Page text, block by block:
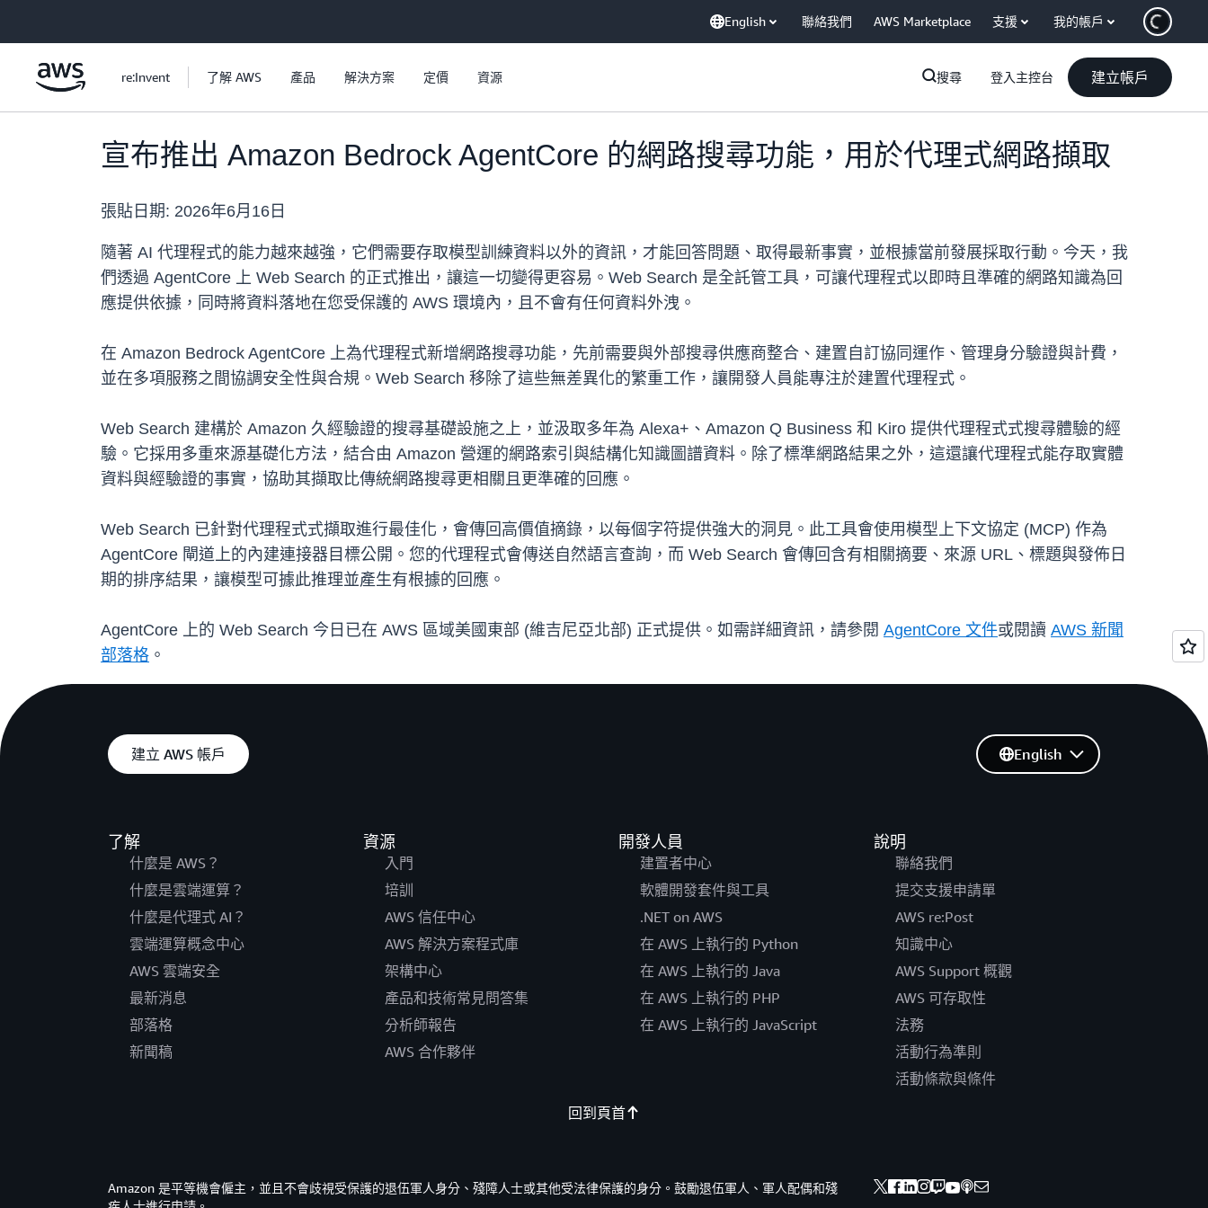
English 聯絡我們 AWS Marketplace 支援 我的帳戶
re:Invent 了解 AWS 產品 解決方案 定價 資源 搜尋 登入主控台 建立帳戶
宣布推出 Amazon Bedrock AgentCore 的網路搜尋功能，用於代理式網路擷取
張貼日期: 2026年6月16日
隨著 AI 代理程式的能力越來越強，它們需要存取模型訓練資料以外的資訊，才能回答問題、取得最新事實，並根據當前發展採取行動。今天，我
們透過 AgentCore 上 Web Search 的正式推出，讓這一切變得更容易。Web Search 是全託管工具，可讓代理程式以即時且準確的網路知識為回
應提供依據，同時將資料落地在您受保護的 AWS 環境內，且不會有任何資料外洩。
在 Amazon Bedrock AgentCore 上為代理程式新增網路搜尋功能，先前需要與外部搜尋供應商整合、建置自訂協同運作、管理身分驗證與計費，
並在多項服務之間協調安全性與合規。Web Search 移除了這些無差異化的繁重工作，讓開發人員能專注於建置代理程式。
Web Search 建構於 Amazon 久經驗證的搜尋基礎設施之上，並汲取多年為 Alexa+、Amazon Q Business 和 Kiro 提供代理程式式搜尋體驗的經
驗。它採用多重來源基礎化方法，結合由 Amazon 營運的網路索引與結構化知識圖譜資料。除了標準網路結果之外，這還讓代理程式能存取實體
資料與經驗證的事實，協助其擷取比傳統網路搜尋更相關且更準確的回應。
Web Search 已針對代理程式式擷取進行最佳化，會傳回高價值摘錄，以每個字符提供強大的洞見。此工具會使用模型上下文協定 (MCP) 作為
AgentCore 閘道上的內建連接器目標公開。您的代理程式會傳送自然語言查詢，而 Web Search 會傳回含有相關摘要、來源 URL、標題與發佈日
期的排序結果，讓模型可據此推理並產生有根據的回應。
AgentCore 上的 Web Search 今日已在 AWS 區域美國東部 (維吉尼亞北部) 正式提供。如需詳細資訊，請參閱 AgentCore 文件或閱讀 AWS 新聞
部落格 。
建立 AWS 帳戶
了解
什麼是 AWS？
什麼是雲端運算？
什麼是代理式 AI？
雲端運算概念中心
AWS 雲端安全
最新消息
部落格
新聞稿
資源
入門
培訓
AWS 信任中心
AWS 解決方案程式庫
架構中心
產品和技術常見問答集
分析師報告
AWS 合作夥伴
開發人員
建置者中心
軟體開發套件與工具
.NET on AWS
在 AWS 上執行的 Python
在 AWS 上執行的 Java
在 AWS 上執行的 PHP
在 AWS 上執行的 JavaScript
說明
聯絡我們
提交支援申請單
AWS re:Post
知識中心
AWS Support 概觀
AWS 可存取性
法務
活動行為準則
活動條款與條件
English
回到頁首
Amazon 是平等機會僱主，並且不會歧視受保護的退伍軍人身分、殘障人士或其他受法律保護的身分。鼓勵退伍軍人、軍人配偶和殘